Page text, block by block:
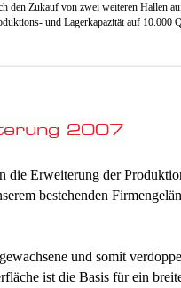
den Zukauf von zwei weiteren Hallen
und Lagerkapazität auf 10.000
die Erweiterung der
bestehenden
und somit
ist die Basis für ein